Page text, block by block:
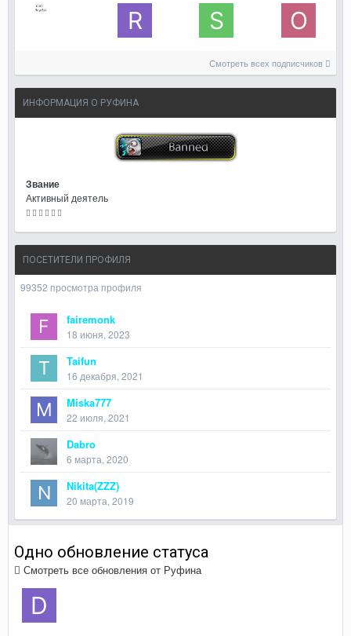
Смотреть всех подписчиков
ИНФОРМАЦИЯ О РУФИНА
Звание
Активный деятель
ПОСЕТИТЕЛИ ПРОФИЛЯ
99352 просмотра профиля
fairemonk
18 июня, 2023
Taifun
16 декабря, 2021
Miska777
22 июля, 2021
Dabro
6 марта, 2020
Nikita(ZZZ)
20 марта, 2019
Одно обновление статуса
Смотреть все обновления от Руфина